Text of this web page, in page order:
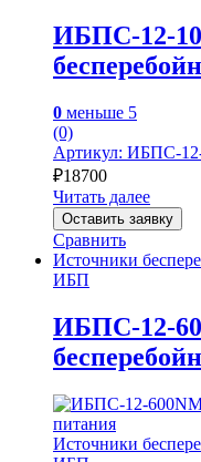
ИБПС-12-
0 меньше 5
(0)
Артикул: ИБПС-
₽18700
Читать далее
Оставить заявку
Сравнить
Источники
ИБП
ИБПС-12-
Источники